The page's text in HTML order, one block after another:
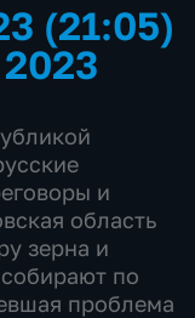
на (21:05)
и
область
зерна и
по
проблема